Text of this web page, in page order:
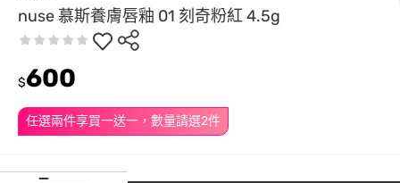
nuse 慕斯養膚唇釉 01 刻奇粉紅 4.5g
任選兩件享買一送一，數量請選2件
$600